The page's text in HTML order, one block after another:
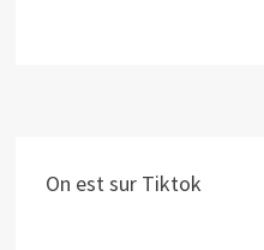
On est sur Tiktok